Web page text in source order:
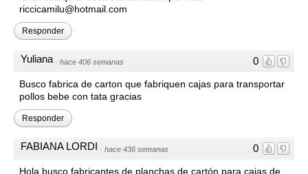
riccicamilu@hotmail.com
Responder
0
Yuliana · hace 406 semanas
Busco fabrica de carton que fabriquen cajas para transportar
pollos bebe con tata gracias
Responder
0
FABIANA LORDI · hace 436 semanas
Hola busco fabricantes de planchas de cartón para cajas de